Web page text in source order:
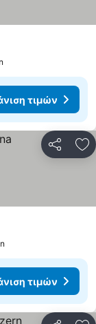
τιμών
τιμών